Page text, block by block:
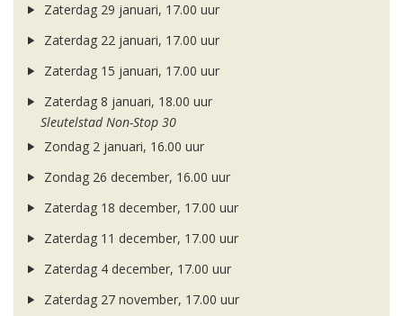
Zaterdag 29 januari, 17.00 uur
Zaterdag 22 januari, 17.00 uur
Zaterdag 15 januari, 17.00 uur
Zaterdag 8 januari, 18.00 uur
Sleutelstad Non-Stop 30
Zondag 2 januari, 16.00 uur
Zondag 26 december, 16.00 uur
Zaterdag 18 december, 17.00 uur
Zaterdag 11 december, 17.00 uur
Zaterdag 4 december, 17.00 uur
Zaterdag 27 november, 17.00 uur